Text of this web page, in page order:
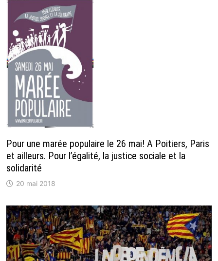
Pour une marée populaire le 26 mai! A Poitiers, Paris
et ailleurs. Pour l’égalité, la justice sociale et la
solidarité
20 mai 2018